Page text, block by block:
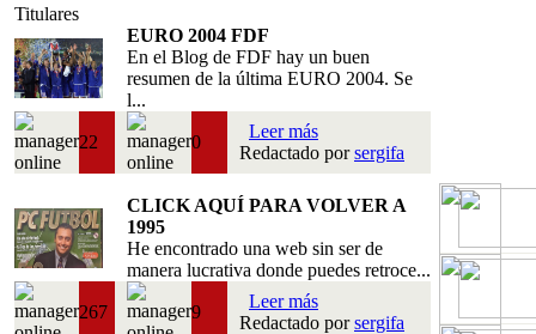
Titulares
EURO 2004 FDF
En el Blog de FDF hay un buen
resumen de la última EURO 2004. Se
l...
22 0
Leer más
Redactado porsergifa
CLICK AQUÍ PARA VOLVER A
1995
He encontrado una web sin ser de
manera lucrativa donde puedes retroce...
267 9
Leer más
Redactado porsergifa